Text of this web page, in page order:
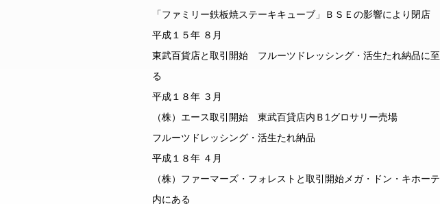
「ファミリー鉄板焼ステーキキューブ」ＢＳＥの影響により閉店
平成１５年 ８月
東武百貨店と取引開始 フルーツドレッシング・活生たれ納品に至
る
平成１８年 ３月
（株）エース取引開始 東武百貸店内Ｂ1グロサリー売場
フルーツドレッシング・活生たれ納品
平成１８年 ４月
（株）ファーマーズ・フォレストと取引開始メガ・ドン・キホーテ
内にある